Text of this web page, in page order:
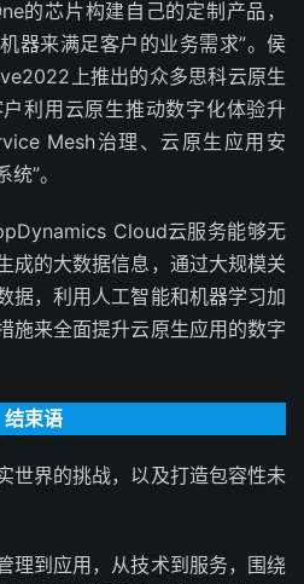
的芯片构建自己的定制产品，
器来满足客户的业务需求”。侯
上推出的众多思科云原生
利用云原生推动数字化体验升
Mesh治理、云原生应用安
”。
Cloud云服务能够无
成的大数据信息，通过大规模关
据，利用人工智能和机器学习加
施来全面提升云原生应用的数字
结束语
世界的挑战，以及打造包容性未
理到应用，从技术到服务，围绕